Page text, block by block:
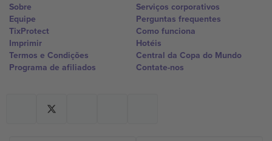
Sobre
Equipe
TixProtect
Imprimir
Termos e Condições
Programa de afiliados
Serviços corporativos
Perguntas frequentes
Como funciona
Hotéis
Central da Copa do Mundo
Contate-nos